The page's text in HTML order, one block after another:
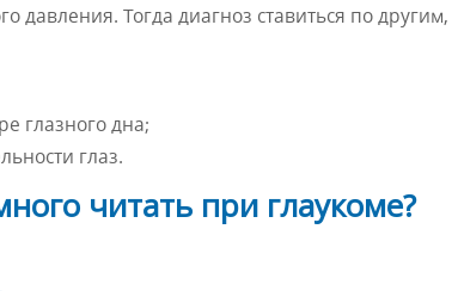
давления. Тогда диагноз ставиться по другим,
глазного дна;
глаз.
читать при глаукоме?